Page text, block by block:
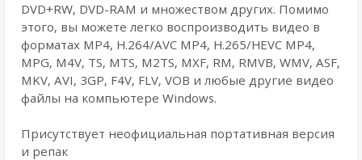
DVD+RW, DVD-RAM и множеством других. Помимо
этого, вы можете легко воспроизводить видео в
форматах MP4, H.264/AVC MP4, H.265/HEVC MP4,
MPG, M4V, TS, MTS, M2TS, MXF, RM, RMVB, WMV, ASF,
MKV, AVI, 3GP, F4V, FLV, VOB и любые другие видео
файлы на компьютере Windows.
Присутствует неофициальная портативная версия
и репак